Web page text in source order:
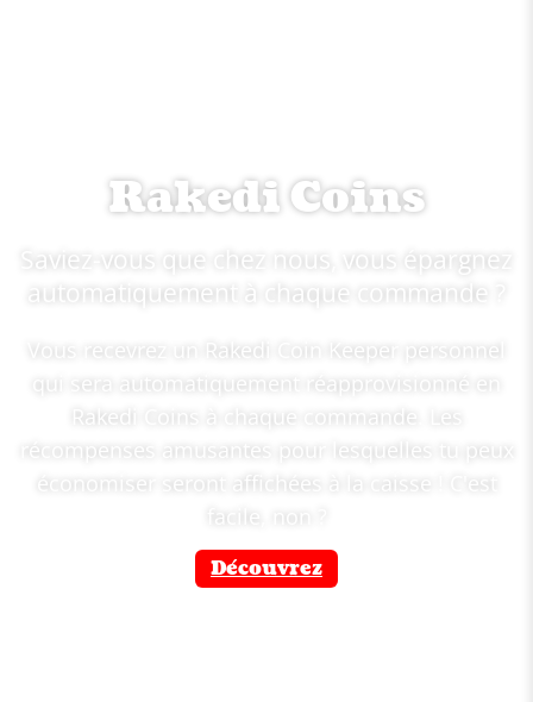
Rakedi Coins
Saviez-vous que chez nous, vous épargnez
automatiquement à chaque commande ?
Vous recevrez un Rakedi Coin Keeper personnel
qui sera automatiquement réapprovisionné en
Rakedi Coins à chaque commande. Les
récompenses amusantes pour lesquelles tu peux
économiser seront affichées à la caisse ! C'est
facile, non ?
Découvrez